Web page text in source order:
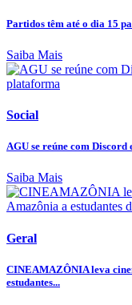
Partidos têm até o dia 15
Saiba Mais
Social
AGU se reúne com
Saiba Mais
Geral
CINEAMAZÔNIA leva
estudantes...